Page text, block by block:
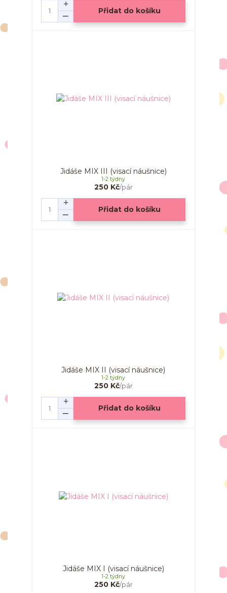
Přidat do košíku
Jidáše MIX III (visací náušnice)
250 Kč/pár
1-2 týdny
Přidat do košíku
Jidáše MIX II (visací náušnice)
250 Kč/pár
1-2 týdny
Přidat do košíku
Jidáše MIX I (visací náušnice)
250 Kč/pár
1-2 týdny